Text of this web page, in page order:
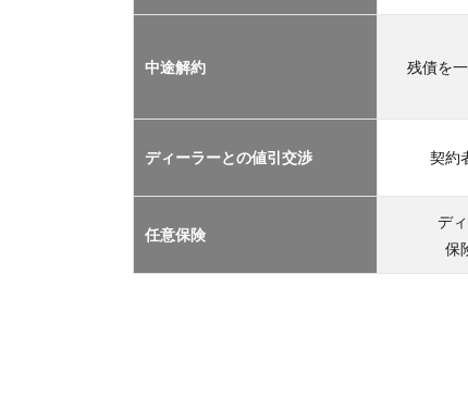
車サ
クリ
マイ
カー
ス
2.3
中途解約 残債を
ディーラーとの値引交渉 契約
任意保険
デ
保